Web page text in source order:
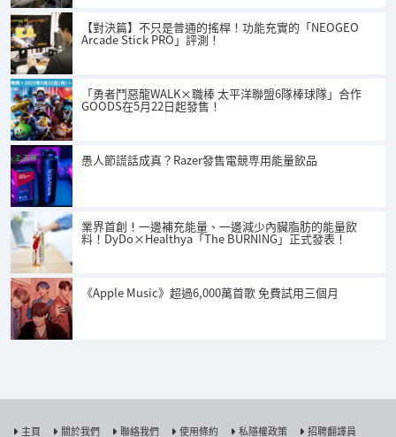
【對決篇】不只是普通的搖桿！功能充實的「NEOGEO
Arcade Stick PRO」評測！
「勇者鬥惡龍WALK×職棒 太平洋聯盟6隊棒球隊」合作
GOODS在5月22日起發售！
愚人節謊話成真？Razer發售電競専用能量飲品
業界首創！一邊補充能量、一邊減少內臟脂肪的能量飲
料！DyDo×Healthya「The BURNING」正式發表！
《Apple Music》超過6,000萬首歌 免費試用三個月
主頁 關於我們 聯絡我們 使用條約 私隱權政策 招聘翻譯員